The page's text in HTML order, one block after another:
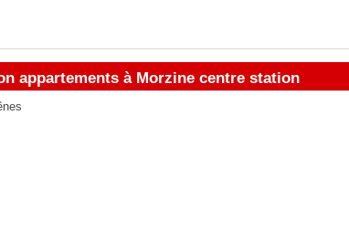
appartements à Morzine centre station